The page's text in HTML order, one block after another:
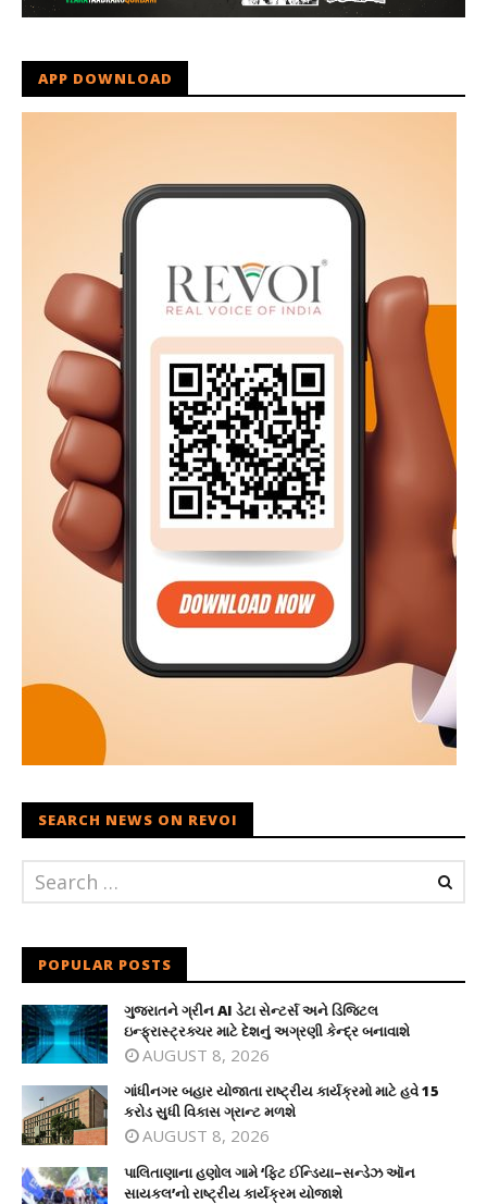
APP DOWNLOAD
SEARCH NEWS ON REVOI
POPULAR POSTS
ગુજરાતને ગ્રીન AI ડેટા સેન્ટર્સ અને ડિજિટલ
ઇન્ફ્રાસ્ટ્રક્ચર માટે દેશનું અગ્રણી કેન્દ્ર બનાવાશે
AUGUST 8, 2026
ગાંધીનગર બહાર યોજાતા રાષ્ટ્રીય કાર્યક્રમો માટે હવે 15
કરોડ સુધી વિકાસ ગ્રાન્ટ મળશે
AUGUST 8, 2026
પાલિતાણાના હણોલ ગામે ‘ફિટ ઈન્ડિયા–સન્ડેઝ ઑન
સાયકલ’નો રાષ્ટ્રીય કાર્યક્રમ યોજાશે